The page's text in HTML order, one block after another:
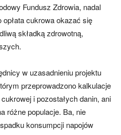
Fundusz Zdrowia, nadal
cukrowa okazać się
składką zdrowotną,
w uzasadnieniu projektu
przeprowadzono kalkulacje
i pozostałych danin, ani
różne populacje. Ba, nie
konsumpcji napojów